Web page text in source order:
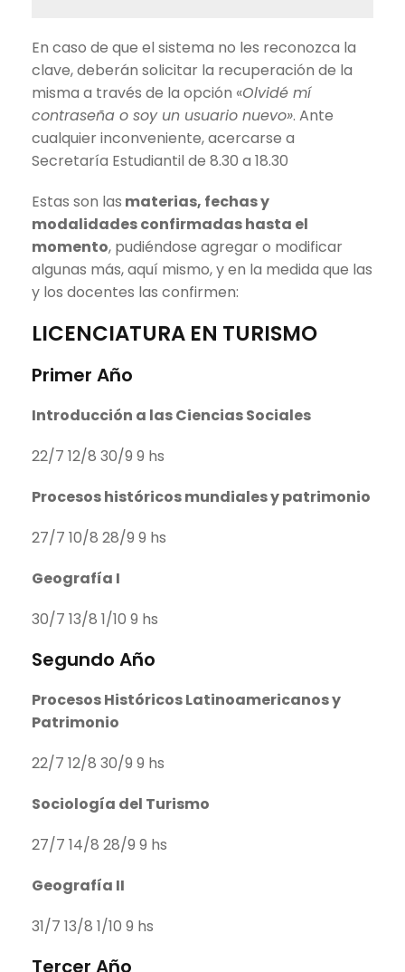
En caso de que el sistema no les reconozca la
clave, deberán solicitar la recuperación de la
misma a través de la opción «Olvidé mí
contraseña o soy un usuario nuevo». Ante
cualquier inconveniente, acercarse a
Secretaría Estudiantil de 8.30 a 18.30
Estas son las materias, fechas y
modalidades confirmadas hasta el
momento, pudiéndose agregar o modificar
algunas más, aquí mismo, y en la medida que las
y los docentes las confirmen:
LICENCIATURA EN TURISMO
Primer Año
Introducción a las Ciencias Sociales
22/7 12/8 30/9 9 hs
Procesos históricos mundiales y patrimonio
27/7 10/8 28/9 9 hs
Geografía I
30/7 13/8 1/10 9 hs
Segundo Año
Procesos Históricos Latinoamericanos y
Patrimonio
22/7 12/8 30/9 9 hs
Sociología del Turismo
27/7 14/8 28/9 9 hs
Geografía II
31/7 13/8 1/10 9 hs
Tercer Año